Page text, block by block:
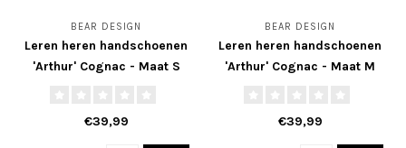
BEAR DESIGN
Leren heren handschoenen
'Arthur' Cognac - Maat S
€39,99
BEAR DESIGN
Leren heren handschoenen
'Arthur' Cognac - Maat M
€39,99